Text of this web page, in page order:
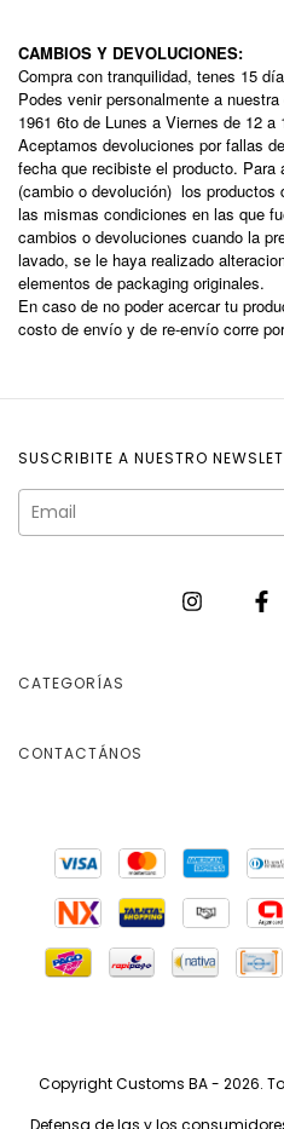
CAMBIOS Y DEVOLUCIONES:
Compra con tranquilidad, tenes 15
Podes venir personalmente a
1961 6to de Lunes a Viernes de 12 a
Aceptamos devoluciones por fallas
fecha que recibiste el producto. Para
(cambio o devolución) los productos
las mismas condiciones en las que
cambios o devoluciones cuando la
lavado, se le haya realizado
elementos de packaging originales.
En caso de no poder acercar tu
costo de envío y de re-envío corre
SUSCRIBITE A NUESTRO
CATEGORÍAS
CONTACTÁNOS
Copyright Customs BA - 2026.
Defensa de las y los